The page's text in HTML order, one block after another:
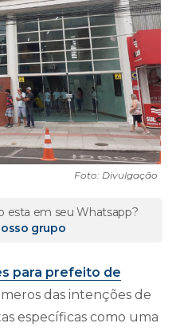
Foto: Divulgação
esta em seu Whatsapp?
grupo
para prefeito de
das intenções de
específicas como uma